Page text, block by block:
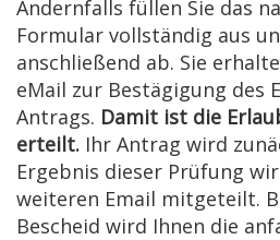
Andernfalls füllen Sie das
Formular vollständig aus
anschließend ab. Sie
eMail zur Bestägigung des
Antrags. Damit ist die
erteilt. Ihr Antrag wird
Ergebnis dieser Prüfung
weiteren Email mitgeteilt.
Bescheid wird Ihnen die